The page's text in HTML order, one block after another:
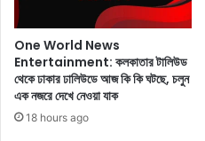
ট
.
.
.
তা
মা
দি
ক
সা
ম
লা
তে
One World News
Entertainment: কলকাতার টালিউড
থেকে ঢাকার ঢালিউডে আজ কি কি ঘটছে, চলুন
এক নজরে দেখে নেওয়া যাক
18 hours ago